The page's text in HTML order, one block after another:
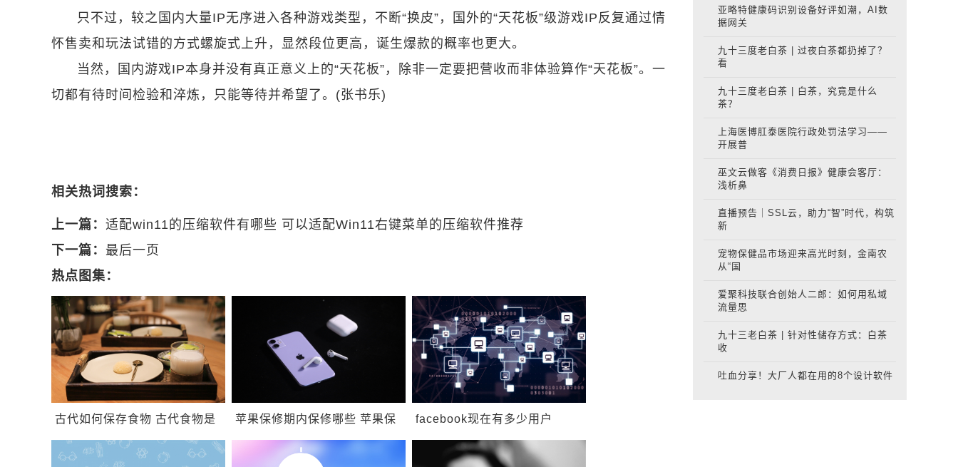
只不过，较之国内大量IP无序进入各种游戏类型，不断“换皮”，国外的“天花板”级游戏IP反复通过情
怀售卖和玩法试错的方式螺旋式上升，显然段位更高，诞生爆款的概率也更大。
当然，国内游戏IP本身并没有真正意义上的“天花板”，除非一定要把营收而非体验算作“天花板”。一
切都有待时间检验和淬炼，只能等待并希望了。(张书乐)
相关热词搜索：
上一篇： 适配win11的压缩软件有哪些 可以适配Win11右键菜单的压缩软件推荐
下一篇： 最后一页
热点图集：
古代如何保存食物 古代食物是
如何保鲜的
苹果保修期内保修哪些 苹果保
修期内不保修该怎么维权
facebook现在有多少用户
facebook国外有多少人用
亚略特健康码识别设备好评如潮，AI数
据网关
九十三度老白茶 | 过夜白茶都扔掉了？
看
九十三度老白茶 | 白茶，究竟是什么
茶？
上海医博肛泰医院行政处罚法学习——
开展普
巫文云做客《消费日报》健康会客厅：
浅析鼻
直播预告｜SSL云，助力“智”时代，构筑
新
宠物保健品市场迎来高光时刻，金南农
从“国
爱聚科技联合创始人二郎：如何用私域
流量思
九十三老白茶 | 针对性储存方式：白茶
收
吐血分享！大厂人都在用的8个设计软件